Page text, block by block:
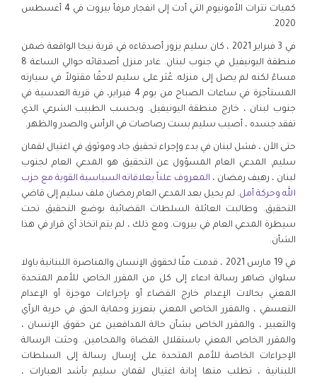
كميات نترات الأمونيوم التي أدت إلى انفجار مرفأ بيروت في 4 أغسطس
2020.
في 3 فبراير 2021 ، كان سليم يزور أصدقاءه في قرية نيحا الواقعة ضمن
منطقة اليونيفيل في جنوب لبنان. غادر منزل أصدقائه حوالي الساعة 8
مساءً لكنه لم يصل إلى منزله. عُثر على سليم لاحقًا مقتولاً في سيارته
المستأجرة في ساعات الصباح من يوم 4 فبراير، في قرية العدسية في
جنوب لبنان ، خارج منطقة اليونيفيل. وبحسب الطبيب الشرعي الذي
تفقد جسده ، أصيب سليم بست رصاصات في الرأس والصدر والظهر.
حتى الآن ، فشل لبنان في بدء وإجراء تحقيق جاد وموثوق في اغتيال لقمان
سليم. المدعي العام المسؤول عن التحقيق هو المدعي العام لجنوب
لبنان ، رهيف رمضان ، المعروف علناً بعلاقاته السياسية القوية مع حزب
الله وحركة أمل. لم يحيل بعد المدعي العام رمضان ملف سليم إلى قاضي
التحقيق. وطالبت العائلة السلطات القضائية بوضع التحقيق تحت
سيطرة المدعي العام في بيروت. ومع ذلك ، لم يتم اتخاذ أي قرار في هذا
الشأن.
في 19 مارس 2021 ، قدمت منّا لحقوق الإنسان والمناصرة اللبنانية باولا
سلوان ضاهر رسالة ادعاء إلى كل من المقرر الخاص للأمم المتحدة
المعني بحالات الإعدام خارج القضاء أو بإجراءات موجزة أو الإعدام
التعسفي ، والمقرر الخاص المعني بتعزيز وحماية الحق في حرية الرأي
والتعبير ، والمقرر الخاص بشأن حالة المدافعين عن حقوق الإنسان ،
والمقرر الخاص المعني باستقلال القضاة والمحامين. وحثت الرسالة
الإجراءات الخاصة للأمم المتحدة على إرسال رسالة إلى السلطات
اللبنانية ، تطلب منها إدانة اغتيال لقمان سليم بأشد العبارات ،